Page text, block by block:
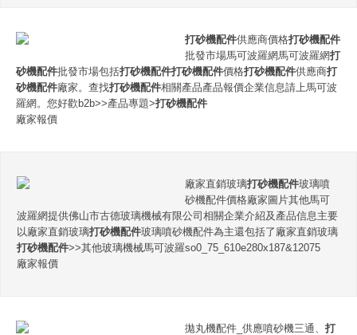
打砂機配件供應商價格打砂機配件
批發市場馬可波羅網馬可波羅網打
砂機配件批發市場包括打砂機配件打砂機配件價格打砂機配件供應商打
砂機配件廠家。查找打砂機配件相關產品產品報價企業信息請上馬可波
羅網。您好歡b2b>>產品專題>打砂機配件
廠家報價
廠家直銷玻璃打砂機配件玻璃噴
砂機配件價格廠家圖片其他馬可
波羅網提供佛山市古德玻璃機械有限公司相關企業介紹及產品信息主要
以廠家直銷玻璃打砂機配件玻璃噴砂機配件為主還包括了廠家直銷玻璃
打砂機配件>>其他玻璃機械馬可波羅so0_75_610e280x187&12075
廠家報價
拋丸機配件_供應噴砂機三通、打